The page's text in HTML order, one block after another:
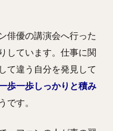
俳優の講演会へ行った
しています。仕事に関
て違う自分を発見して
歩一歩しっかりと積み
です。